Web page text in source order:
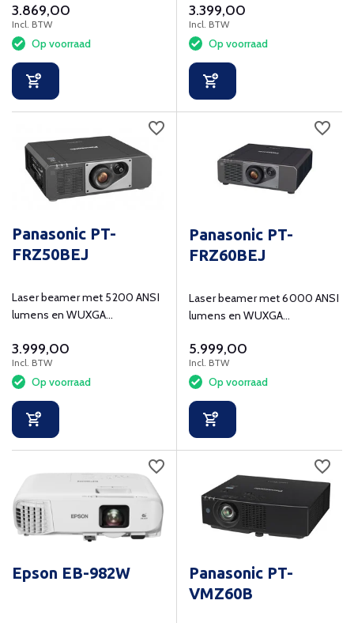
3.869,00
Incl. BTW
Op voorraad
3.399,00
Incl. BTW
Op voorraad
Panasonic PT-
FRZ50BEJ
Laser beamer met 5200 ANSI
lumens en WUXGA
onderwijs en bedrijven.
3.999,00
Incl. BTW
Op voorraad
Panasonic PT-
FRZ60BEJ
Laser beamer met 6000 ANSI
lumens en WUXGA
5.999,00
Incl. BTW
Op voorraad
Epson EB-982W
Panasonic PT-
VMZ60B